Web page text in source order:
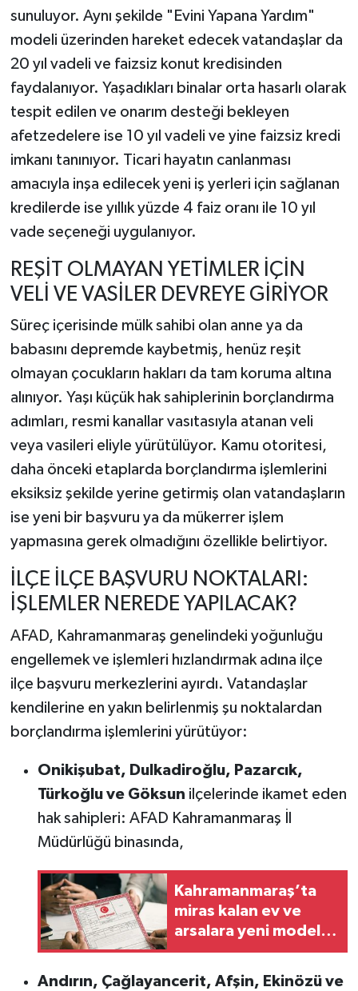
sunuluyor. Aynı şekilde "Evini Yapana Yardım"
modeli üzerinden hareket edecek vatandaşlar da
20 yıl vadeli ve faizsiz konut kredisinden
faydalanıyor. Yaşadıkları binalar orta hasarlı olarak
tespit edilen ve onarım desteği bekleyen
afetzedelere ise 10 yıl vadeli ve yine faizsiz kredi
imkanı tanınıyor. Ticari hayatın canlanması
amacıyla inşa edilecek yeni iş yerleri için sağlanan
kredilerde ise yıllık yüzde 4 faiz oranı ile 10 yıl
vade seçeneği uygulanıyor.
REŞİT OLMAYAN YETİMLER İÇİN
VELİ VE VASİLER DEVREYE GİRİYOR
Süreç içerisinde mülk sahibi olan anne ya da
babasını depremde kaybetmiş, henüz reşit
olmayan çocukların hakları da tam koruma altına
alınıyor. Yaşı küçük hak sahiplerinin borçlandırma
adımları, resmi kanallar vasıtasıyla atanan veli
veya vasileri eliyle yürütülüyor. Kamu otoritesi,
daha önceki etaplarda borçlandırma işlemlerini
eksiksiz şekilde yerine getirmiş olan vatandaşların
ise yeni bir başvuru ya da mükerrer işlem
yapmasına gerek olmadığını özellikle belirtiyor.
İLÇE İLÇE BAŞVURU NOKTALARI:
İŞLEMLER NEREDE YAPILACAK?
AFAD, Kahramanmaraş genelindeki yoğunluğu
engellemek ve işlemleri hızlandırmak adına ilçe
ilçe başvuru merkezlerini ayırdı. Vatandaşlar
kendilerine en yakın belirlenmiş şu noktalardan
borçlandırma işlemlerini yürütüyor:
Onikişubat, Dulkadiroğlu, Pazarcık,
Türkoğlu ve Göksun ilçelerinde ikamet eden
hak sahipleri: AFAD Kahramanmaraş İl
Müdürlüğü binasında,
Kahramanmaraş’ta
miras kalan ev ve
arsalara yeni model:
Satışta ilk hak
değişiyor!
Andırın, Çağlayancerit, Afşin, Ekinözü ve